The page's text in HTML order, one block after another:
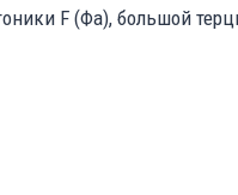
F (Фа), большой